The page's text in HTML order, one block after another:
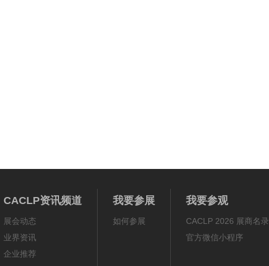
CACLP资讯频道
展会动态
业界资讯
企业推荐
我要参展
如何参展
我要参观
CACLP 2026 展商名录
官方微信小程序